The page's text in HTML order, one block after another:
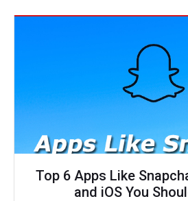
Top 6 Apps Like
and iOS You